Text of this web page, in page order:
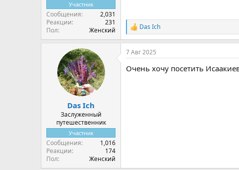
Участник
Сообщения
2,031
Реакции
231
Пол
Женский
Р
е
а
к
и
Das Ich
Das Ich
Заслуженный
путешественник
Участник
Сообщения
1,016
Реакции
174
Пол
Женский
7 Авг 2025
Очень хочу посетить